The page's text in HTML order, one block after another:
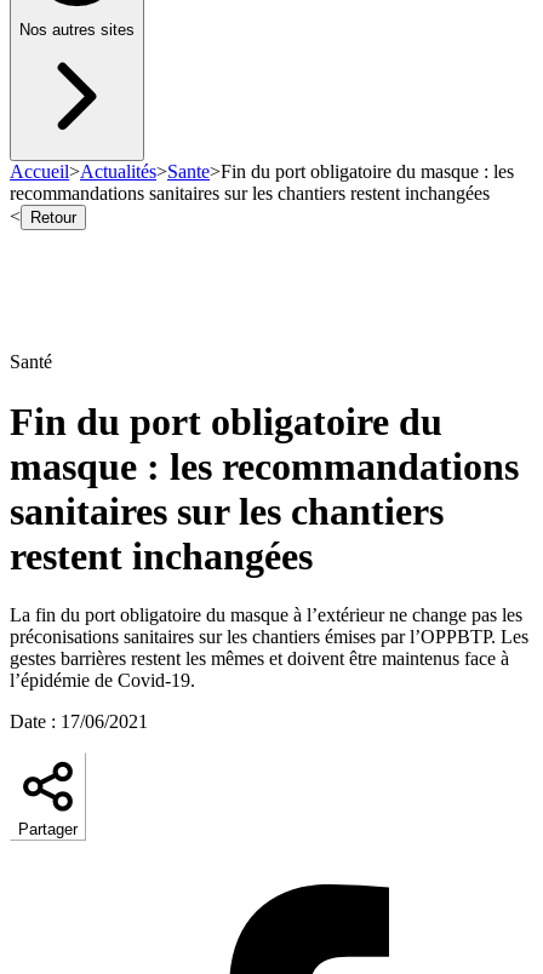
Nos autres sites
Accueil>Actualités>Sante>Fin du port obligatoire du masque : les
recommandations sanitaires sur les chantiers restent inchangées
<
Retour
Santé
Fin du port obligatoire du
masque : les recommandations
sanitaires sur les chantiers
restent inchangées
La fin du port obligatoire du masque à l’extérieur ne change pas les
préconisations sanitaires sur les chantiers émises par l’OPPBTP. Les
gestes barrières restent les mêmes et doivent être maintenus face à
l’épidémie de Covid-19.
Date : 17/06/2021
Partager